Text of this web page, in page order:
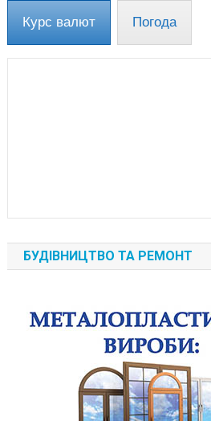
Курс валют Погода
БУДІВНИЦТВО ТА РЕМОНТ